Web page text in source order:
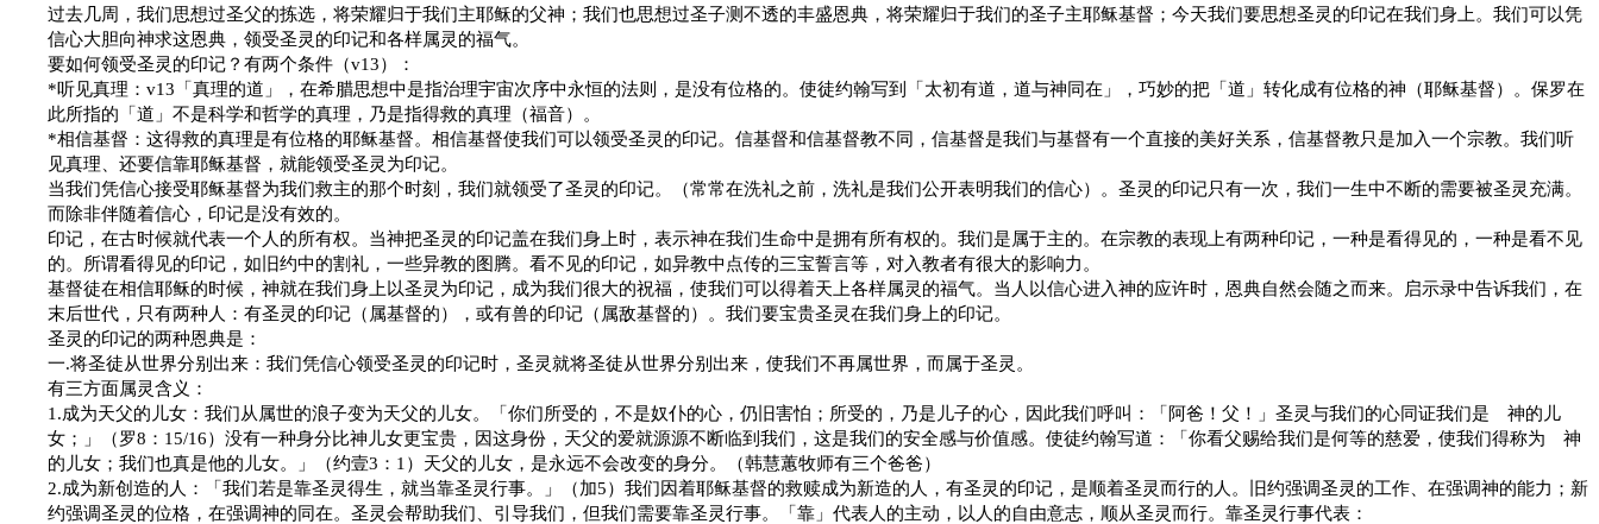
过去几周，我们思想过圣父的拣选，将荣耀归于我们主耶稣的父神；我们也思想过圣子测不透的丰盛恩典，将荣耀归于我们的圣子主耶稣基督；今天我们要思想圣灵的印记在我们身上。我们可以凭
信心大胆向神求这恩典，领受圣灵的印记和各样属灵的福气。
要如何领受圣灵的印记？有两个条件（v13）：
*听见真理： v13 「真理的道」，在希腊思想中是指治理宇宙次序中永恒的法则，是没有位格的。使徒约翰写到「太初有道，道与神同在」，巧妙的把「道」转化成有位格的神（耶稣基督）。保罗在
此所指的「道」不是科学和哲学的真理，乃是指得救的真理（福音）。
*相信基督 ：这得救的真理是有位格的耶稣基督。相信基督使我们可以领受圣灵的印记。信基督和信基督教不同，信基督是我们与基督有一个直接的美好关系，信基督教只是加入一个宗教。我们听
见真理、还要信靠耶稣基督，就能领受圣灵为印记。
当我们凭信心接受耶稣基督为我们救主的那个时刻，我们就领受了圣灵的印记。
（常常在洗礼之前，洗礼是我们公开表明我们的信心）。 圣灵的印记只有一次 ，我们一生中不断的需要被圣灵充满。
而除非伴随着信心，印记是没有效的。
印记，在古时候就代表一个人的所有权。当神把圣灵的印记盖在我们身上时，表示神在我们生命中是拥有所有权的。我们是属于主的。在宗教的表现上有两种印记，一种是看得见的，一种是看不见
的。所谓看得见的印记，如旧约中的割礼，一些异教的图腾。看不见的印记，如异教中点传的三宝誓言等，对入教者有很大的影响力。
基督徒在相信耶稣的时候，神就在我们身上以圣灵为印记，成为我们很大的祝福，使我们可以得着天上各样属灵的福气。当人以信心进入神的应许时，恩典自然会随之而来。启示录中告诉我们，在
末后世代，只有两种人：有圣灵的印记（属基督的），或有兽的印记（属敌基督的）。我们要宝贵圣灵在我们身上的印记。
圣灵的印记的两种恩典是：
一.将圣徒从世界分别出来 ：我们凭信心领受圣灵的印记时，圣灵就将圣徒从世界分别出来，使我们不再属世界，而属于圣灵。
有三方面属灵含义：
1.成为天父的儿女 ：我们从属世的浪子变为天父的儿女。「你们所受的，不是奴仆的心，仍旧害怕；所受的，乃是儿子的心，因此我们呼叫：「阿爸！父！」圣灵与我们的心同证我们是 神的儿
女；」（罗8 ： 15/16）没有一种身分比神儿女更宝贵，因这身份，天父的爱就源源不断临到我们，这是我们的安全感与价值感。使徒约翰写道：「你看父赐给我们是何等的慈爱，使我们得称为 神
的儿女；我们也真是他的儿女。」（约壹3 ： 1 ）天父的儿女，是永远不会改变的身分。（韩慧蕙牧师有三个爸爸）
2.成为新创造的人 ：「我们若是靠圣灵得生，就当靠圣灵行事。」（加5）我们因着耶稣基督的救赎成为新造的人，有圣灵的印记，是顺着圣灵而行的人。旧约强调圣灵的工作、在强调神的能力；新
约强调圣灵的位格，在强调神的同在。圣灵会帮助我们、引导我们，但我们需要靠圣灵行事。「靠」代表人的主动，以人的自由意志，顺从圣灵而行。靠圣灵行事代表：